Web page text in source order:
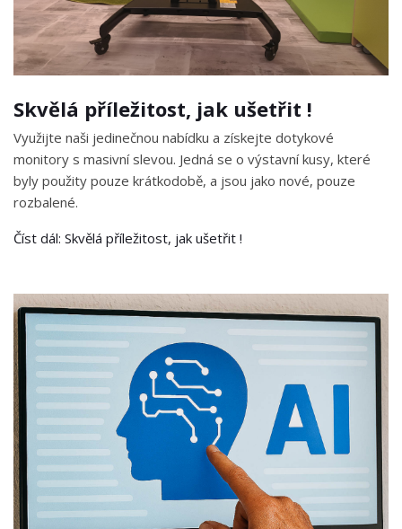
Skvělá příležitost, jak ušetřit !
Využijte naši jedinečnou nabídku a získejte dotykové
monitory s masivní slevou. Jedná se o výstavní kusy, které
byly použity pouze krátkodobě, a jsou jako nové, pouze
rozbalené.
Číst dál: Skvělá příležitost, jak ušetřit !